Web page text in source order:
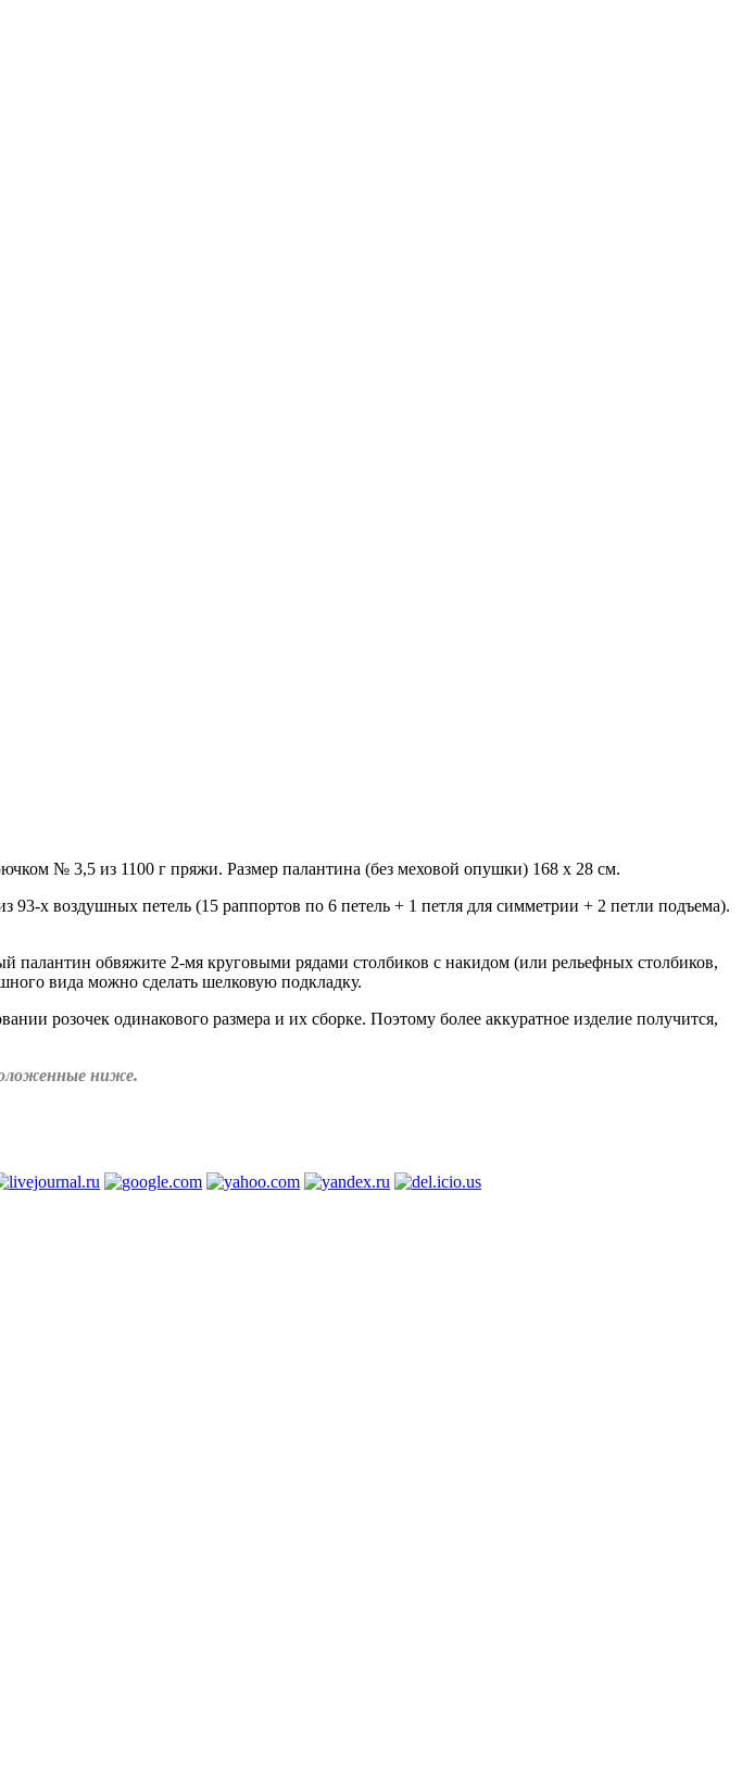
№ 3,5 из 1100 г пряжи. Размер палантина (без меховой опушки) 168 х 28 см.
х воздушных петель (15 раппортов по 6 петель + 1 петля для симметрии + 2 петли подъема).
палантин обвяжите 2-мя круговыми рядами столбиков с накидом (или рельефных столбиков,
вида можно сделать шелковую подкладку.
розочек одинакового размера и их сборке. Поэтому более аккуратное изделие получится,
ниже.